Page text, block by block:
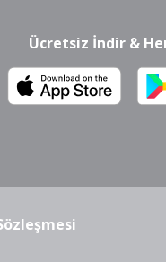
Ücretsiz İndir &